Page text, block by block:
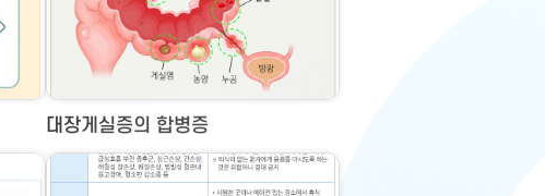
대장게실증의 합병증